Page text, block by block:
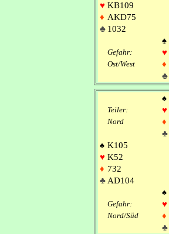
♥ KB109
♦ AKD75
♣ 1032
♠
Gefahr: ♥
Ost/West
♦
♣
♠
Teiler: ♥
Nord ♦
♣
♠ K105
♥ K52
♦ 732
♣ AD104
♠
Gefahr: ♥
Nord/Süd
♦
♣